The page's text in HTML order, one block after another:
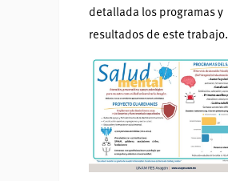
detallada los programas y
resultados de este trabajo.